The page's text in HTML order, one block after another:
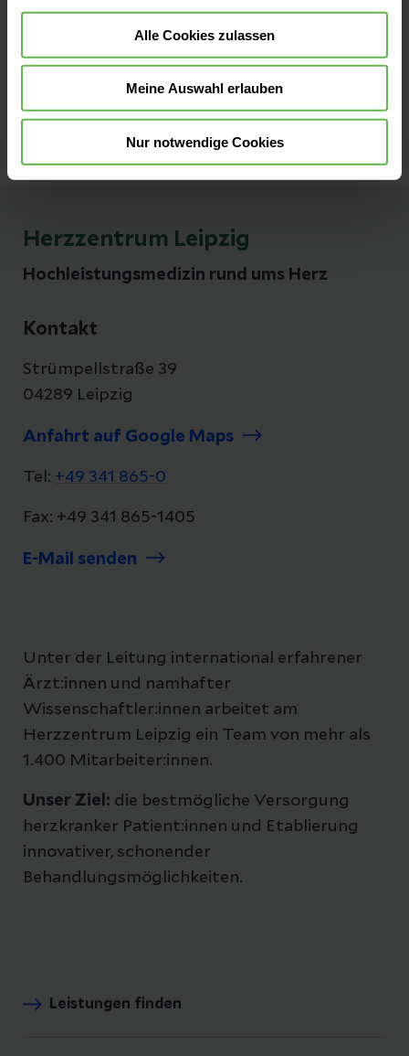
Alle Cookies zulassen
Meine Auswahl erlauben
Nur notwendige Cookies
Ansprechpartner:innen
Herzzentrum Leipzig
Hochleistungsmedizin rund ums Herz
Kontakt
Strümpellstraße 39
04289 Leipzig
Anfahrt auf Google Maps
Tel: +49 341 865-0
Fax: +49 341 865-1405
E-Mail senden
Unter der Leitung international erfahrener
Ärzt:innen und namhafter
Wissenschaftler:innen arbeitet am
Herzzentrum Leipzig ein Team von mehr als
1.400 Mitarbeiter:innen.
Unser Ziel: die bestmögliche Versorgung
herzkranker Patient:innen und Etablierung
innovativer, schonender
Behandlungsmöglichkeiten.
Leistungen finden